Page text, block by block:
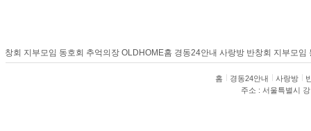
회 지부모임 동호회 추억의장 OLDHOME 홈 경동24안내 사랑방 반창회 지부모임
홈 경동24안내 사랑방
주소 : 서울특별시